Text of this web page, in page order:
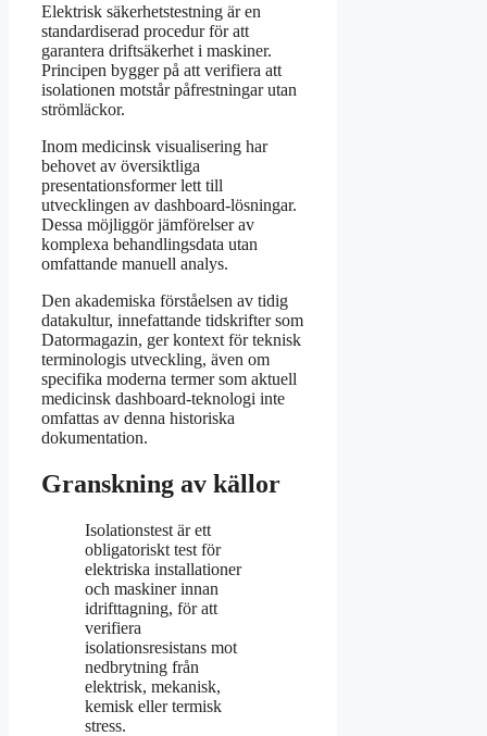
Elektrisk säkerhetstestning är en
standardiserad procedur för att
garantera driftsäkerhet i maskiner.
Principen bygger på att verifiera att
isolationen motstår påfrestningar utan
strömläckor.
Inom medicinsk visualisering har
behovet av översiktliga
presentationsformer lett till
utvecklingen av dashboard-lösningar.
Dessa möjliggör jämförelser av
komplexa behandlingsdata utan
omfattande manuell analys.
Den akademiska förståelsen av tidig
datakultur, innefattande tidskrifter som
Datormagazin, ger kontext för teknisk
terminologis utveckling, även om
specifika moderna termer som aktuell
medicinsk dashboard-teknologi inte
omfattas av denna historiska
dokumentation.
Granskning av källor
Isolationstest är ett
obligatoriskt test för
elektriska installationer
och maskiner innan
idrifttagning, för att
verifiera
isolationsresistans mot
nedbrytning från
elektrisk, mekanisk,
kemisk eller termisk
stress.